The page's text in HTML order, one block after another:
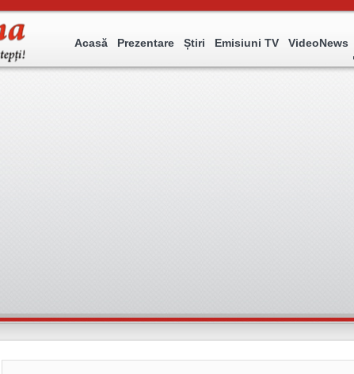
Acasă Prezentare Știri Emisiuni TV VideoNews